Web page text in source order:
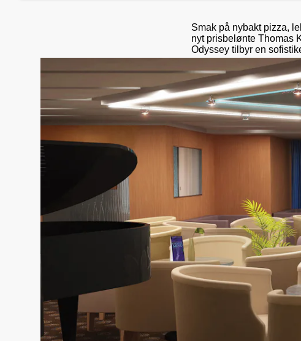
Smak på nybakt pizza,
nyt prisbelønte Thomas
Odyssey tilbyr en